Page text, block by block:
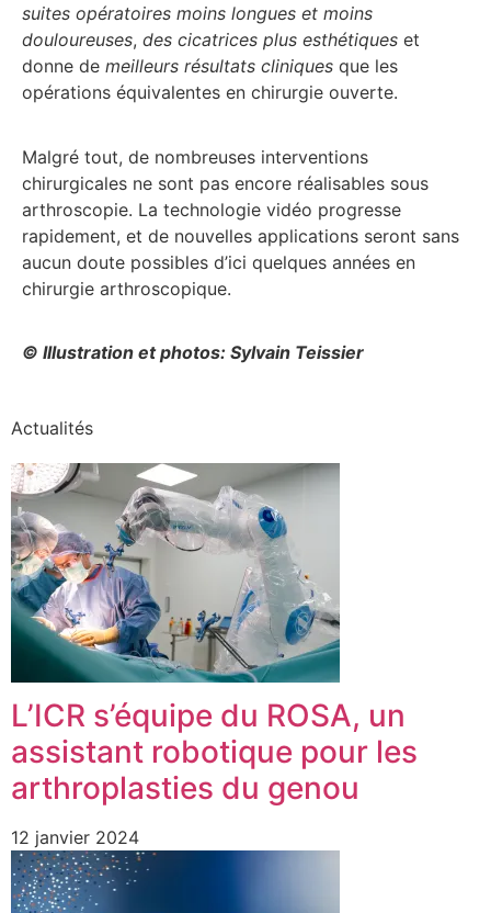
suites opératoires moins longues et moins
douloureuses, des cicatrices plus esthétiques et
donne de meilleurs résultats cliniques que les
opérations équivalentes en chirurgie ouverte.
Malgré tout, de nombreuses interventions
chirurgicales ne sont pas encore réalisables sous
arthroscopie. La technologie vidéo progresse
rapidement, et de nouvelles applications seront sans
aucun doute possibles d’ici quelques années en
chirurgie arthroscopique.
© Illustration et photos: Sylvain Teissier
Actualités
L’ICR s’équipe du ROSA, un
assistant robotique pour les
arthroplasties du genou
12 janvier 2024